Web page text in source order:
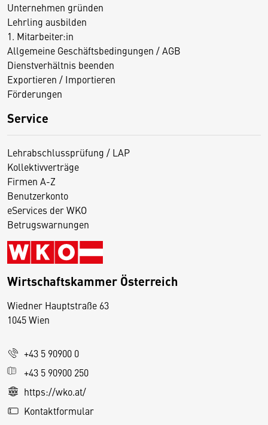
Unternehmen gründen
Lehrling ausbilden
1. Mitarbeiter:in
Allgemeine Geschäftsbedingungen / AGB
Dienstverhältnis beenden
Exportieren / Importieren
Förderungen
Service
Lehrabschlussprüfung / LAP
Kollektivverträge
Firmen A-Z
Benutzerkonto
eServices der WKO
Betrugswarnungen
Wirtschaftskammer Österreich
Wiedner Hauptstraße 63
1045 Wien
+43 5 90900 0
+43 5 90900 250
https://wko.at/
Kontaktformular
D
s
e
S
e